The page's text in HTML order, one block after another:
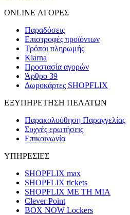
ONLINE ΑΓΟΡΕΣ
Παραδόσεις
Επιστροφές προϊόντων
Τρόποι πληρωμής
Klarna
Προστασία αγορών
Άρθρο 39
Δωροκάρτες SHOPFLIX
ΕΞΥΠΗΡΕΤΗΣΗ ΠΕΛΑΤΩΝ
Παρακολούθηση Παραγγελίας
Συχνές ερωτήσεις
Επικοινωνία
ΥΠΗΡΕΣΙΕΣ
SHOPFLIX max
SHOPFLIX tickets
SHOPFLIX ΜΕ ΤΗ ΜΙΑ
Clever Point
BOX NOW Lockers